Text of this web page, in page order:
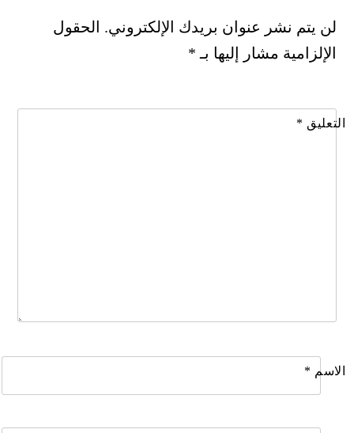
لن يتم نشر عنوان بريدك الإلكتروني. الحقول
الإلزامية مشار إليها بـ *
التعليق *
الاسم *